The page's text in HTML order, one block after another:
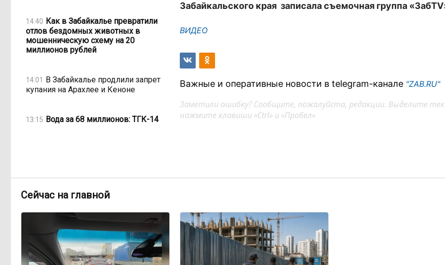
14:40 Как в Забайкалье превратили
отлов бездомных животных в
мошенническую схему на 20
миллионов рублей
14:01 В Забайкалье продлили запрет
купания на Арахлее и Кеноне
13:15 Вода за 68 миллионов: ТГК-14
не готов, работает почти три года: что
От 35 до 60 процентов за две
недели: как Забайкалье готовится к
Забайкальского края записала съемочная группа
ВИДЕО
Важные и оперативные новости в telegram-канале "ZAB.RU"
Заметили ошибку? Сообщите, пожалуйста, редакции. Выделите
нажмите клавиши «Ctrl» и «Пробел»
Сейчас на главной